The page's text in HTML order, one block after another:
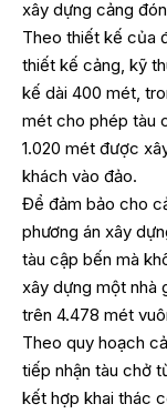
xây dựng cảng
Theo thiết kế của
thiết kế cảng, kỹ
kế dài 400 mét,
mét cho phép tàu
1.020 mét được
khách vào đảo.
Để đảm bảo cho
phương án xây
tàu cập bến mà
xây dựng một nhà
trên 4.478 mét
Theo quy hoạch
tiếp nhận tàu chở
kết hợp khai thác